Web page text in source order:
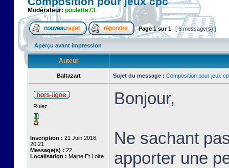
Modérateur: poulette73
Page1sur1 [ 6 message(s) ]
Aperçu avant impression
Auteur
Baltazart Sujet du message : Composition pour jeux
Rulez
Inscription : 21 Juin 2016,
20:21
Message(s) : 22
Localisation : Maine Et Loire
Bonjour,
Ne sachant
apporter une